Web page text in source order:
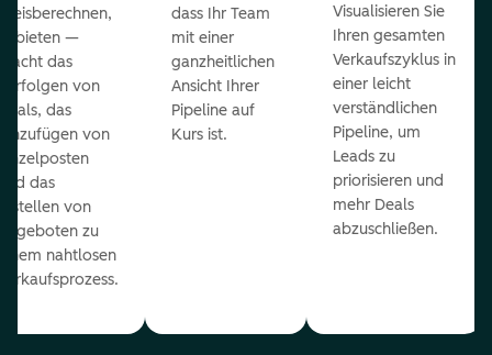
—
das
von
das
von
das
von
zu
nahtlosen
dass Ihr Team
mit einer
ganzheitlichen
Ansicht Ihrer
Pipeline auf
Kurs ist.
Visualisieren Sie
Ihren gesamten
Verkaufszyklus in
einer leicht
verständlichen
Pipeline, um
Leads zu
priorisieren und
mehr Deals
abzuschließen.